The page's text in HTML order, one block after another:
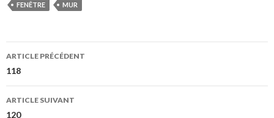
FENÊTRE MUR
Navigation
des
articles
ARTICLE PRÉCÉDENT
118
ARTICLE SUIVANT
120